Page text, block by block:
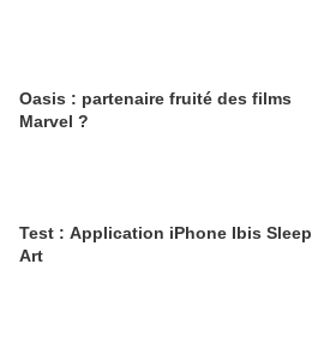
Oasis : partenaire fruité des films
Marvel ?
Test : Application iPhone Ibis Sleep
Art